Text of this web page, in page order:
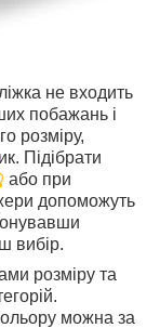
не входить
побажань і
розміру,
Підібрати
або при
допоможуть
вибір.
розміру та
можна за